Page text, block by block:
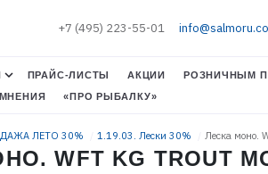
+7 (495) 223-55-01
ПРАЙС-ЛИСТЫ АКЦИИ
РОЗНИЧНЫМ
«ПРО РЫБАЛКУ»
ЛЕТО 30% 1.19.03. Лески 30% Леска моно.
WFT KG TROUT